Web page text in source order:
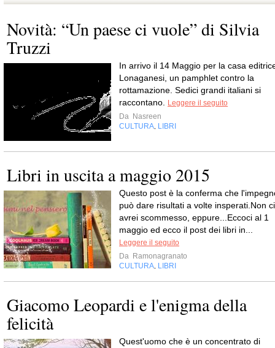
Novità: “Un paese ci vuole” di Silvia
Truzzi
In arrivo il 14 Maggio per la casa
Lonaganesi, un pamphlet contro la
rottamazione. Sedici grandi italiani si
raccontano.
Leggere il seguito
Da Nasreen
CULTURA LIBRI
Libri in uscita a maggio 2015
Questo post è la conferma che
può dare risultati a volte insperati.Non ci
avrei scommesso, eppure...Eccoci al 1
maggio ed ecco il post dei libri in...
Leggere il seguito
Da Ramonagranato
CULTURA LIBRI
Giacomo Leopardi e l'enigma della
felicità
Quest'uomo che è un concentrato di